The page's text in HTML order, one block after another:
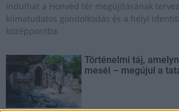
Indulhat a Honvéd tér megújításának
klímatudatos gondolkodás és a helyi
középpontba.
Történelmi táj,
mesél – megújul a